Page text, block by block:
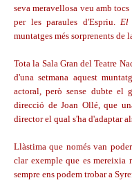
seva meravellosa veu amb
per les paraules d'Espriu.El
muntatges més sorprenents de
Tota la Sala Gran del Teatre
d'una setmana aquest
actoral, però sense dubte el
direcció de Joan Ollé, que
director el qual s'ha d'adaptar
Llàstima que només van
clar exemple que es mereixia
sempre ens podem trobar a